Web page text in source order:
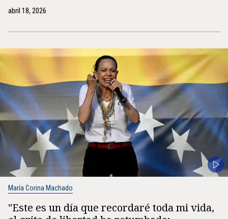
abril 18, 2026
María Corina Machado
"Este es un día que recordaré toda mi vida,